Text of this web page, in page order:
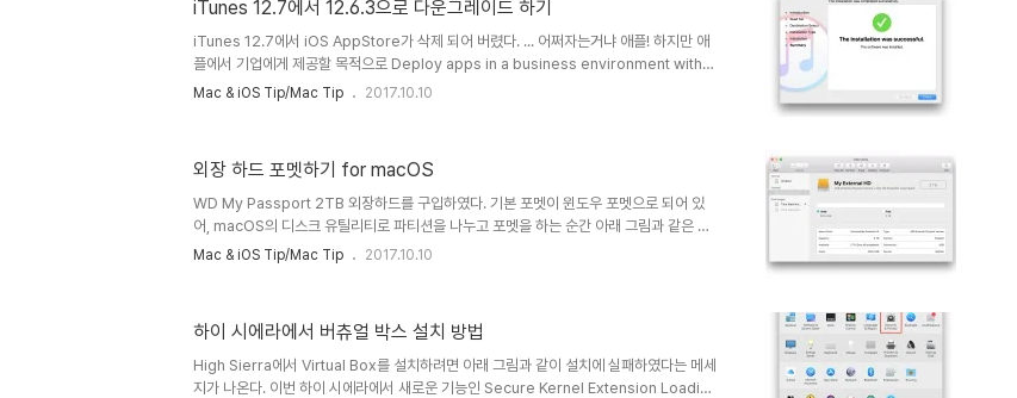
당황을 하게 되었고 키보드 자판을 보고 놀랐습니다. 개발자 인척 하면서 md 작..
iTunes 12.7에서 12.6.3으로 다운그레이드 하기
iTunes 12.7에서 iOS AppStore가 삭제 되어 버렸다. ... 어쩌자는거냐 애플! 하지만 애
플에서 기업에게 제공할 목적으로 Deploy apps in a business environment with
iTunes에서 iTunes 12.6.3을 제공하고 있다. 직접 다운로드 링크 다운로드를 받고
Previous iTunes Libraries이름으로 이전 라이브러리들이 있다. 그 중 최신 것이나, 원
하는 날짜..
Mac & iOS Tip/Mac Tip 2017.10.10
외장 하드 포멧하기 for macOS
WD My Passport 2TB 외장하드를 구입하였다. 기본 포멧이 윈도우 포멧으로 되어 있
어, macOS의 디스크 유틸리티로 파티션을 나누고 포멧을 하는 순간 아래 그림과 같은 에
러가 뜨면서 더 이상 포멧이 진행되지 않는다.Mediakit reports not enough space
위한 외장하드를 선택을 한다. 이 경우에는 disk3이다. * 실수로 다른 디스크를 포멧 할 수
있으니, 주의 또 주의하자.k..
Mac & iOS Tip/Mac Tip 2017.10.10
하이 시에라에서 버츄얼 박스 설치 방법
High Sierra에서 Virtual Box를 설치하려면 아래 그림과 같이 설치에 실패하였다는 메세
지가 나온다. 이번 하이 시에라에서 새로운 기능인 Secure Kernel Extension Loading